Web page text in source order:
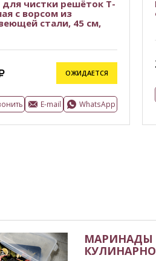
чистки решёток Т-
с ворсом из
стали, 45 см,
ОЖИДАЕТСЯ
E-mail WhatsApp
МАРИНАДЫ